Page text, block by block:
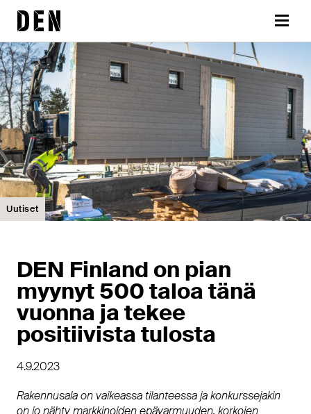
Siirry
sisältöön
DEN
Uutiset
DEN Finland on pian
myynyt 500 taloa tänä
vuonna ja tekee
positiivista tulosta
4.9.2023
Rakennusala on vaikeassa tilanteessa ja konkurssejakin